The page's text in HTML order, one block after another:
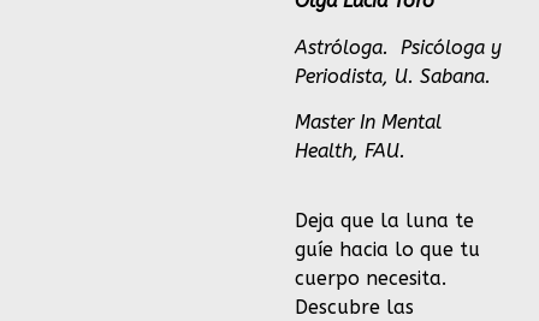
Astróloga. Psicóloga y
Periodista, U. Sabana.
Master In Mental
Health, FAU.
Deja que la luna te
guíe hacia lo que tu
cuerpo necesita.
Descubre las